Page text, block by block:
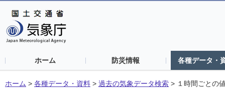
ホーム 防災情報 各種データ・
ホーム > 各種データ・資料 > 過去の気象データ検索 > １時間ごとの